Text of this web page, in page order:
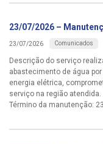
23/07/2026 –
23/07/2026 Comunicados
Descrição do serviço
abastecimento de água
energia elétrica,
serviço na região
Término da manutenção: